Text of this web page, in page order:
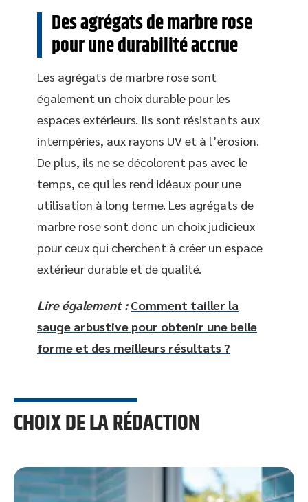
Des agrégats de marbre rose
pour une durabilité accrue
Les agrégats de marbre rose sont
également un choix durable pour les
espaces extérieurs. Ils sont résistants aux
intempéries, aux rayons UV et à l’érosion.
De plus, ils ne se décolorent pas avec le
temps, ce qui les rend idéaux pour une
utilisation à long terme. Les agrégats de
marbre rose sont donc un choix judicieux
pour ceux qui cherchent à créer un espace
extérieur durable et de qualité.
Lire également : Comment tailler la
sauge arbustive pour obtenir une belle
forme et des meilleurs résultats ?
CHOIX DE LA RÉDACTION